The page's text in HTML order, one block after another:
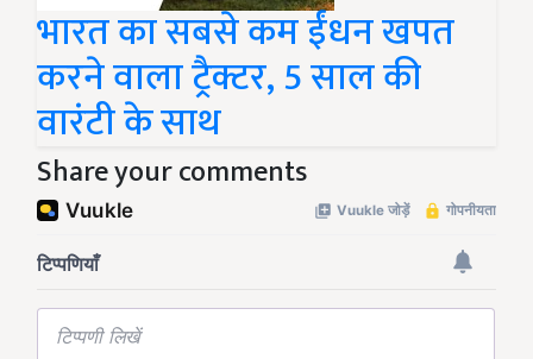
भारत का सबसे कम ईंधन खपत
करने वाला ट्रैक्टर, 5 साल की
वारंटी के साथ
Share your comments